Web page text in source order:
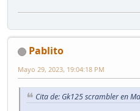
Pablito
Mayo 29, 2023, 19:04:18 PM
Cita de: Gk125 scrambler en